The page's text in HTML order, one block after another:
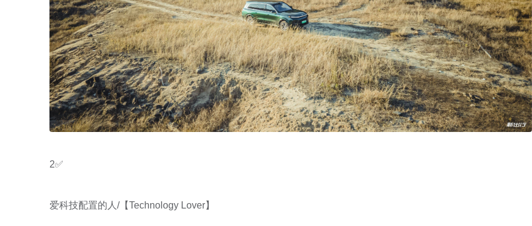
2✅
爱科技配置的人/【Technology Lover】